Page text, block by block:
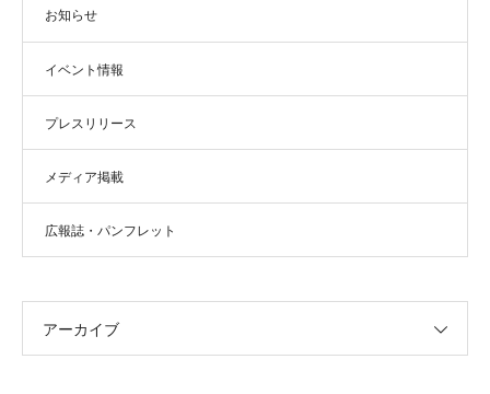
お知らせ
イベント情報
プレスリリース
メディア掲載
広報誌・パンフレット
アーカイブ